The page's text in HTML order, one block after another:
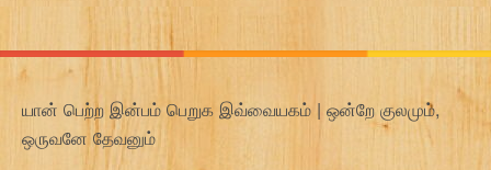
யான் பெற்ற இன்பம் பெறுக இவ்வையகம் | ஒன்றே குலமும்,
ஒருவனே தேவனும்